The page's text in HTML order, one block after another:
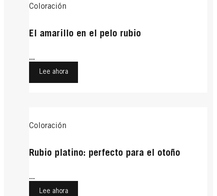
Coloración
El amarillo en el pelo rubio
...
Lee ahora
Coloración
Rubio platino: perfecto para el otoño
...
Lee ahora